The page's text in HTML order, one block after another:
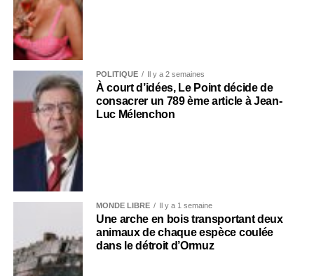
POLITIQUE Il y a 2 semaines
À court d’idées, Le Point décide de
consacrer un 789 ème article à Jean-
Luc Mélenchon
MONDE LIBRE Il y a 1 semaine
Une arche en bois transportant deux
animaux de chaque espèce coulée
dans le détroit d’Ormuz